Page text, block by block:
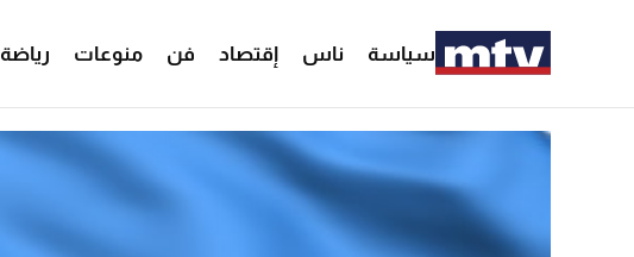
سياسة ناس إقتصاد فن منوعات رياضة